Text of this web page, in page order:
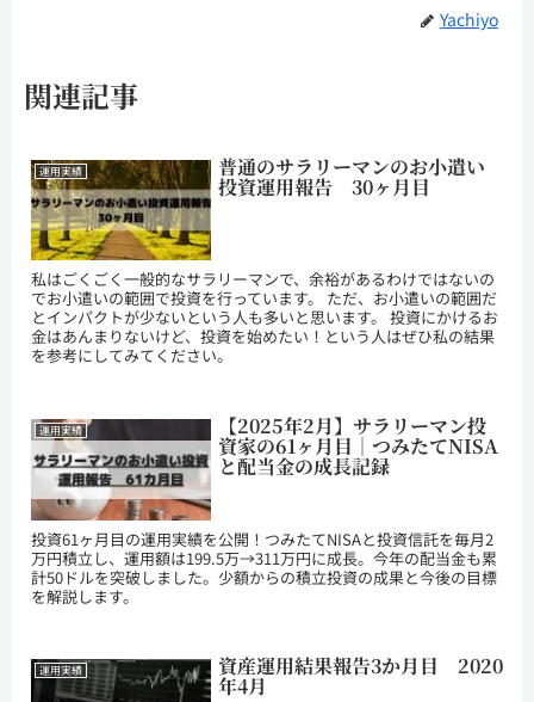
Yachiyo
関連記事
運用実績 普通のサラリーマンのお小遣い
投資運用報告 30ヶ月目
私はごくごく一般的なサラリーマンで、余裕があるわけではないの
でお小遣いの範囲で投資を行っています。 ただ、お小遣いの範囲だ
とインパクトが少ないという人も多いと思います。 投資にかけるお
金はあんまりないけど、投資を始めたい！という人はぜひ私の結果
を参考にしてみてください。
運用実績 【2025年2月】サラリーマン投
資家の61ヶ月目｜つみたてNISA
と配当金の成長記録
投資61ヶ月目の運用実績を公開！つみたてNISAと投資信託を毎月2
万円積立し、運用額は199.5万→311万円に成長。今年の配当金も累
計50ドルを突破しました。少額からの積立投資の成果と今後の目標
を解説します。
運用実績 資産運用結果報告3か月目 2020
年4月